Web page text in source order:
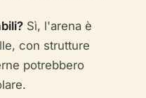
Sì, l'arena è
con strutture
potrebbero